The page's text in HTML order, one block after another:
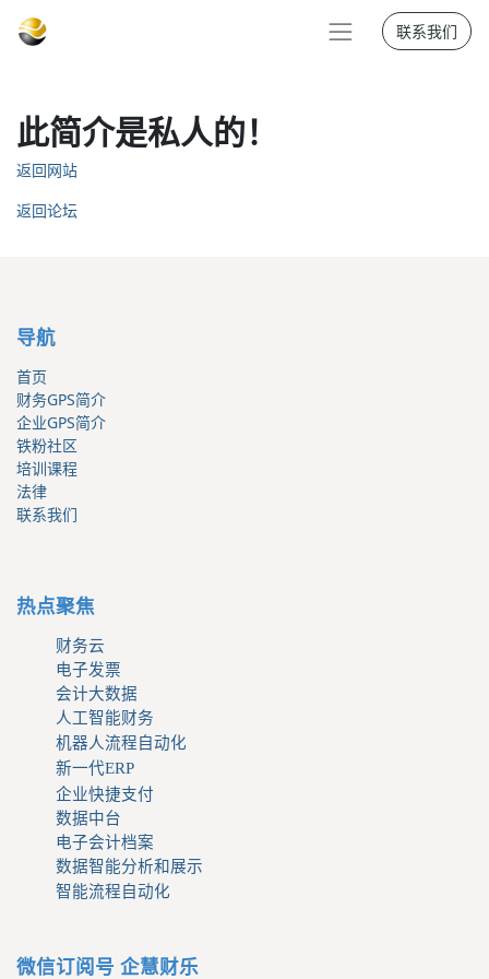
联系我们
此简介是私人的！
返回网站
返回论坛
导航
首页
财务GPS简介
企业GPS简介
铁粉社区
培训课程
法律
联系我们
热点聚焦
财务云
电子发票
会计大数据
人工智能财务
机器人流程自动化
新一代ERP
企业快捷支付
数据中台
电子会计档案
数据智能分析和展示
智能流程自动化
微信订阅号 企慧财乐